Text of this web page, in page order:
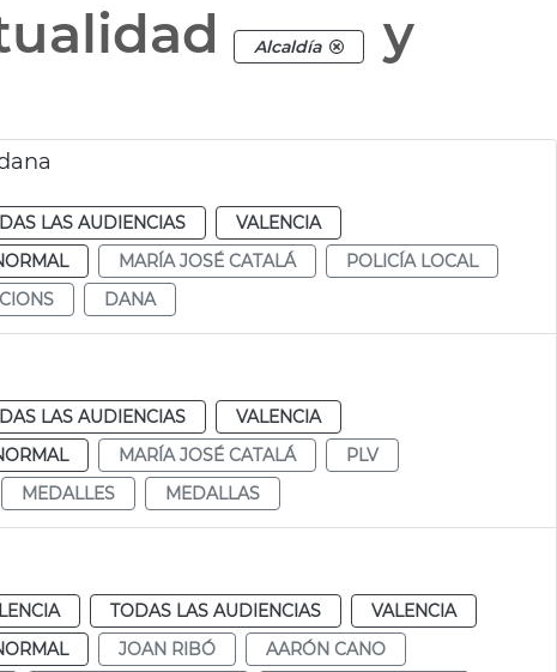
Alcaldía
y
LAS AUDIENCIAS
VALENCIA
MARÍA JOSÉ CATALÁ
POLICÍA LOCAL
DANA
LAS AUDIENCIAS
VALENCIA
MARÍA JOSÉ CATALÁ
PLV
MEDALLES MEDALLAS
TODAS LAS AUDIENCIAS
VALENCIA
JOAN RIBÓ
AARÓN CANO